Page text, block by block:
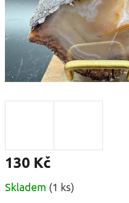
130 Kč
cena:
Skladem (1 ks)